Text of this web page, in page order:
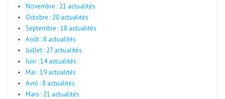
Novembre : 21 actualités
Octobre : 20 actualités
Septembre : 18 actualités
Août : 8 actualités
Juillet : 27 actualités
Juin : 14 actualités
Mai : 19 actualités
Avril : 8 actualités
Mars : 21 actualités